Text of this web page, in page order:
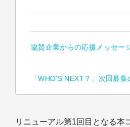
協賛企業からの応援メッセー
「WHO'S NEXT？」次回募
リニューアル第1回目となる本